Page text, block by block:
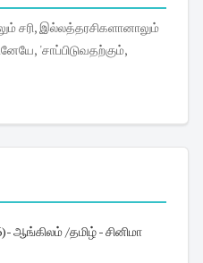
ஆங்கிலம் /தமிழ் - சினிமா